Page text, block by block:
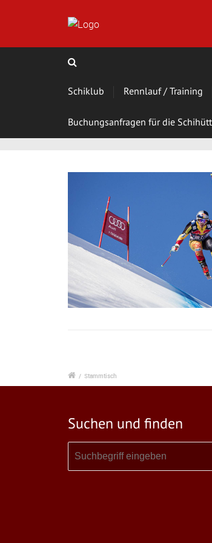
Schiklub Rennlauf / Training
Buchungsanfragen für die
/ Stammtisch
Suchen und finden